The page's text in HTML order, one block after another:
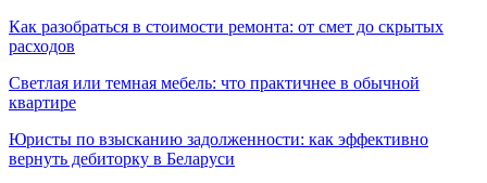
Как разобраться в стоимости ремонта: от смет до скрытых
расходов
Светлая или темная мебель: что практичнее в обычной
квартире
Юристы по взысканию задолженности: как эффективно
вернуть дебиторку в Беларуси